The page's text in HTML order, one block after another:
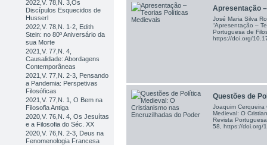
2022,V. 78,N. 3,Os
Discípulos Esquecidos de
Husserl
2022,V. 78,N. 1-2, Edith
Stein: no 80º Aniversário da
sua Morte
2021,V. 77,N. 4,
Causalidade: Abordagens
Contemporâneas
2021,V. 77,N. 2-3, Pensando
a Pandemia: Perspetivas
Filosóficas
2021,V. 77,N. 1, O Bem na
Filosofia Antiga
2020,V. 76,N. 4, Os Jesuítas
e a Filosofia do Séc. XX
2020,V. 76,N. 2-3, Deus na
Fenomenologia Francesa
Apresentação
José Maria Silva
“Apresentação –
Portuguesa de
https://doi.org/
Questões de
Joaquim Cerqueira
Medieval: O
Revista
58, https://doi.org/